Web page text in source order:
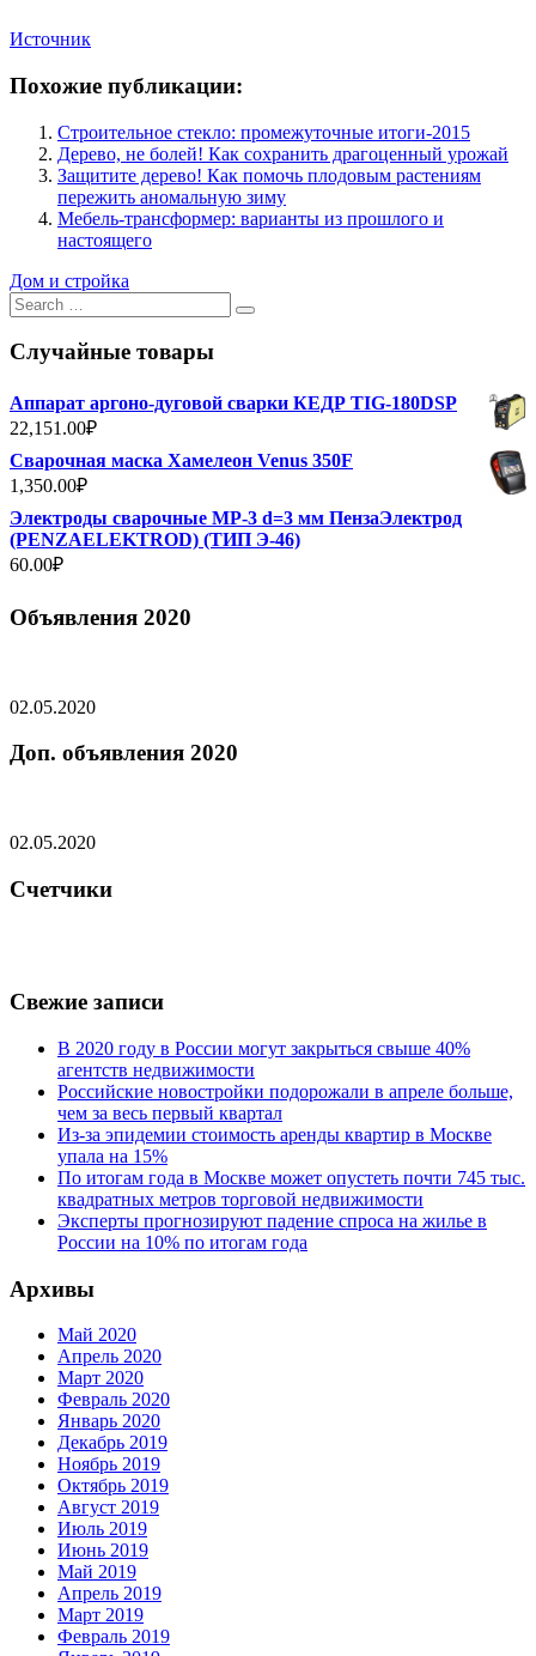
Источник
Похожие публикации:
Строительное стекло: промежуточные итоги-2015
Дерево, не болей! Как сохранить драгоценный урожай
Защитите дерево! Как помочь плодовым растениям
пережить аномальную зиму
Мебель-трансформер: варианты из прошлого и
настоящего
Дом и стройка
Search
for:
Случайные товары
Аппарат аргоно-дуговой сварки КЕДР TIG-180DSP
22,151.00₽
Сварочная маска Хамелеон Venus 350F
1,350.00₽
Электроды сварочные МР-3 d=3 мм ПензаЭлектрод
(PENZAELEKTROD) (ТИП Э-46)
60.00₽
Объявления 2020
02.05.2020
Доп. объявления 2020
02.05.2020
Счетчики
Свежие записи
В 2020 году в России могут закрыться свыше 40%
агентств недвижимости
Российские новостройки подорожали в апреле больше,
чем за весь первый квартал
Из-за эпидемии стоимость аренды квартир в Москве
упала на 15%
По итогам года в Москве может опустеть почти 745 тыс.
квадратных метров торговой недвижимости
Эксперты прогнозируют падение спроса на жилье в
России на 10% по итогам года
Архивы
Май 2020
Апрель 2020
Март 2020
Февраль 2020
Январь 2020
Декабрь 2019
Ноябрь 2019
Октябрь 2019
Август 2019
Июль 2019
Июнь 2019
Май 2019
Апрель 2019
Март 2019
Февраль 2019